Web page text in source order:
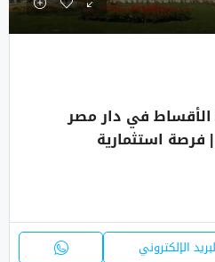
الأقساط في دار مصر
الإلكتروني